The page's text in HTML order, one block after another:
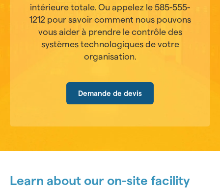
intérieure totale. Ou appelez le 585-555-
1212 pour savoir comment nous pouvons
vous aider à prendre le contrôle des
systèmes technologiques de votre
organisation.
Demande de devis
Learn about our on-site facility